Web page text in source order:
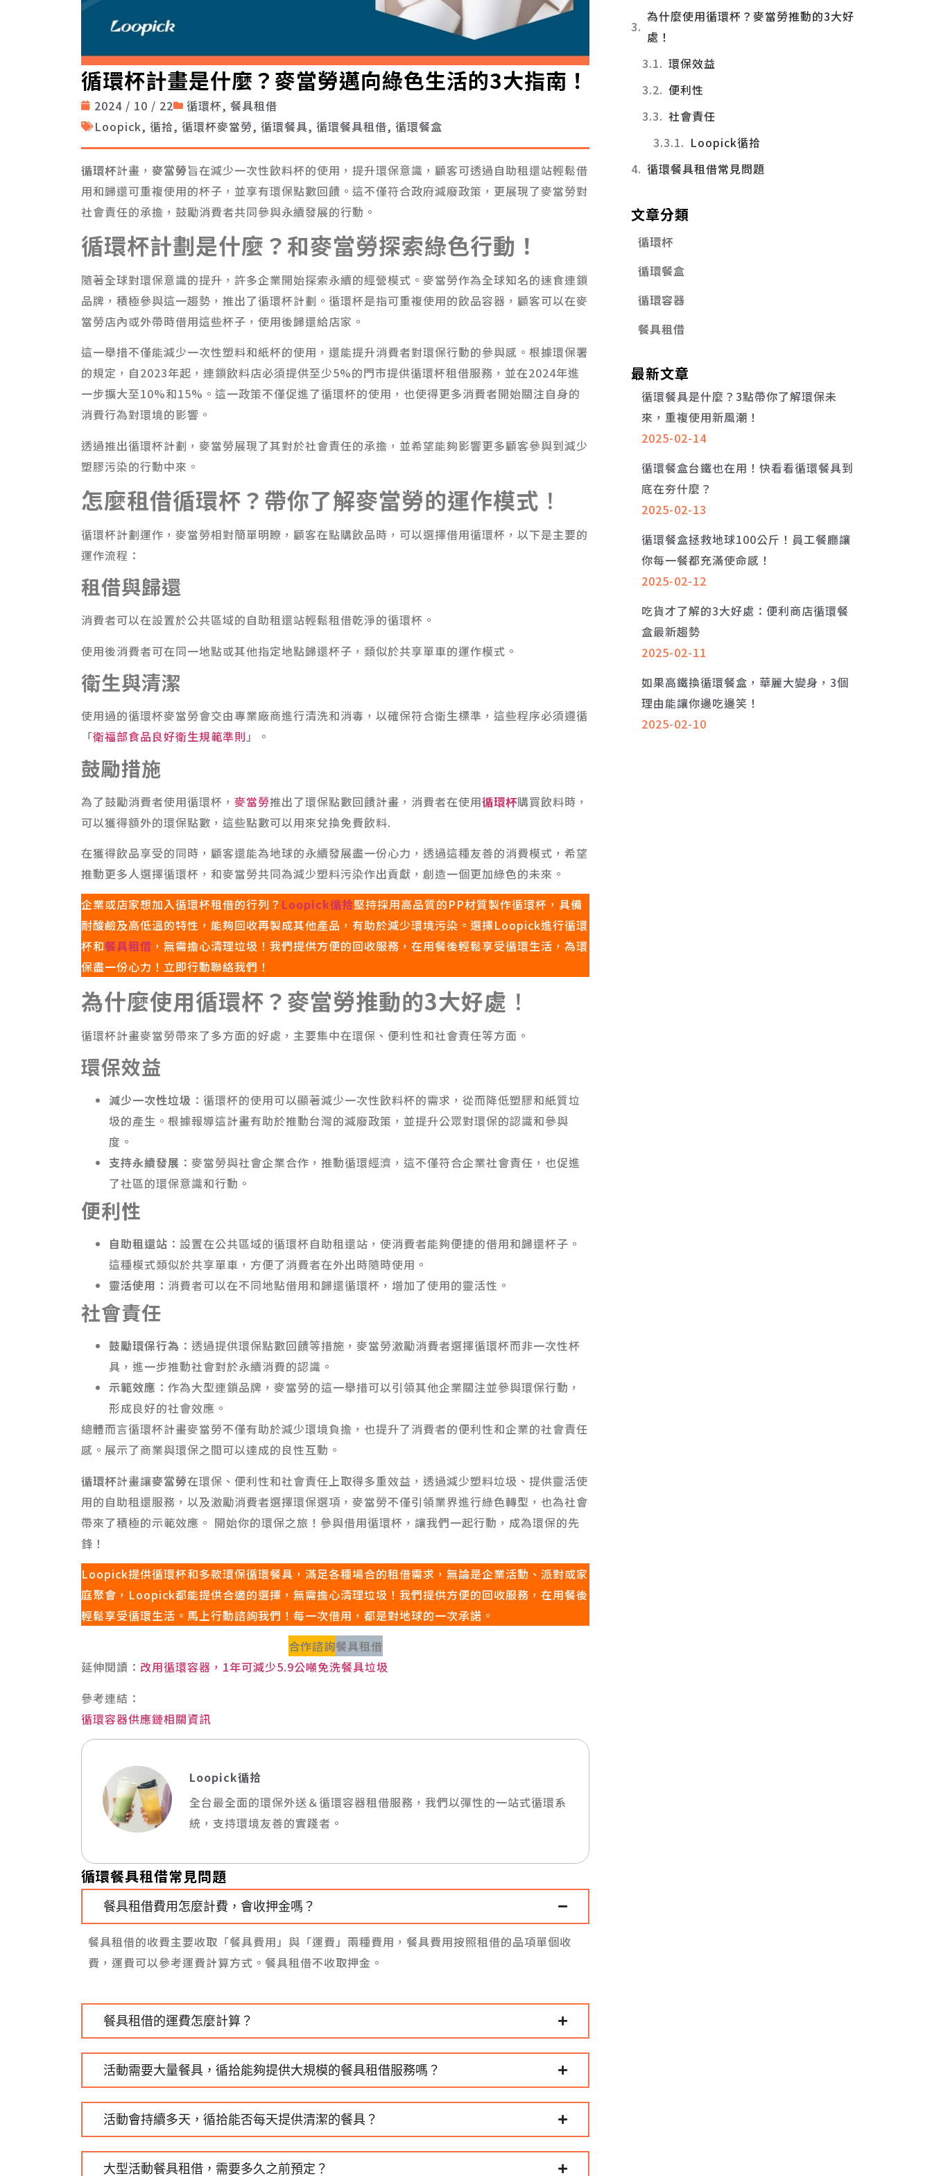
循環杯計畫是什麼？麥當勞邁向綠色生活的3大指南！
2024 / 10 / 22 循環杯, 餐具租借
Loopick, 循拾, 循環杯麥當勞, 循環餐具, 循環餐具租借, 循環餐盒
循環杯計畫， 麥當勞旨在減少一次性飲料杯的使用，提升環保意識，顧客可透過自助租還站輕鬆借
用和歸還可重複使用的杯子，並享有環保點數回饋。這不僅符合政府減廢政策，更展現了麥當勞對
社會責任的承擔，鼓勵消費者共同參與永續發展的行動。
循環杯計劃是什麼？和麥當勞探索綠色行動！
隨著全球對環保意識的提升，許多企業開始探索永續的經營模式。麥當勞作為全球知名的速食連鎖
品牌，積極參與這一趨勢，推出了循環杯計劃。循環杯是指可重複使用的飲品容器，顧客可以在麥
當勞店內或外帶時借用這些杯子，使用後歸還給店家。
這一舉措不僅能減少一次性塑料和紙杯的使用，還能提升消費者對環保行動的參與感。根據環保署
的規定，自2023年起，連鎖飲料店必須提供至少5%的門市提供循環杯租借服務，並在2024年進
一步擴大至10%和15%。這一政策不僅促進了循環杯的使用，也使得更多消費者開始關注自身的
消費行為對環境的影響。
透過推出循環杯計劃，麥當勞展現了其對於社會責任的承擔，並希望能夠影響更多顧客參與到減少
塑膠污染的行動中來。
怎麼租借循環杯？帶你了解麥當勞的運作模式 ！
循環杯計劃運作，麥當勞相對簡單明瞭，顧客在點購飲品時，可以選擇借用循環杯，以下是主要的
運作流程：
租借與歸還
消費者可以在設置於公共區域的自助租還站輕鬆租借乾淨的循環杯。
使用後消費者可在同一地點或其他指定地點歸還杯子，類似於共享單車的運作模式。
衛生與清潔
使用過的循環杯麥當勞會交由專業廠商進行清洗和消毒，以確保符合衛生標準，這些程序必須遵循
「衛福部食品良好衛生規範準則」。
鼓勵措施
為了鼓勵消費者使用循環杯， 麥當勞推出了環保點數回饋計畫，消費者在使用循環杯購買飲料時，
可以獲得額外的環保點數，這些點數可以用來兌換免費飲料.
在獲得飲品享受的同時，顧客還能為地球的永續發展盡一份心力，透過這種友善的消費模式，希望
推動更多人選擇循環杯，和麥當勞共同為減少塑料污染作出貢獻，創造一個更加綠色的未來。
企業或店家想加入循環杯租借的行列？ Loopick循拾堅持採用高品質的PP材質製作循環杯，具備
耐酸鹼及高低溫的特性，能夠回收再製成其他產品，有助於減少環境污染。選擇Loopick進行循環
杯和餐具租借 ，無需擔心清理垃圾！我們提供方便的回收服務，在用餐後輕鬆享受循環生活，為環
保盡一份心力！立即行動聯絡我們！
為什麼使用循環杯？麥當勞推動的3大好處 ！
循環杯計畫麥當勞帶來了多方面的好處，主要集中在環保、便利性和社會責任等方面。
環保效益
減少一次性垃圾 ：循環杯的使用可以顯著減少一次性飲料杯的需求，從而降低塑膠和紙質垃
圾的產生。根據報導這計畫有助於推動台灣的減廢政策，並提升公眾對環保的認識和參與
度。
支持永續發展 ：麥當勞與社會企業合作，推動循環經濟，這不僅符合企業社會責任，也促進
了社區的環保意識和行動。
便利性
自助租還站 ：設置在公共區域的循環杯自助租還站，使消費者能夠便捷的借用和歸還杯子。
這種模式類似於共享單車，方便了消費者在外出時隨時使用。
靈活使用 ：消費者可以在不同地點借用和歸還循環杯，增加了使用的靈活性。
社會責任
鼓勵環保行為 ：透過提供環保點數回饋等措施，麥當勞激勵消費者選擇循環杯而非一次性杯
具，進一步推動社會對於永續消費的認識。
示範效應 ：作為大型連鎖品牌，麥當勞的這一舉措可以引領其他企業關注並參與環保行動，
形成良好的社會效應。
總體而言循環杯計畫麥當勞不僅有助於減少環境負擔，也提升了消費者的便利性和企業的社會責任
感。展示了商業與環保之間可以達成的良性互動。
循環杯計畫讓麥當勞在環保、便利性和社會責任上取得多重效益，透過減少塑料垃圾、提供靈活使
用的自助租還服務，以及激勵消費者選擇環保選項，麥當勞不僅引領業界進行綠色轉型，也為社會
帶來了積極的示範效應。 開始你的環保之旅！參與借用循環杯，讓我們一起行動，成為環保的先
鋒！
Loopick提供循環杯和多款環保循環餐具，滿足各種場合的租借需求，無論是企業活動、派對或家
庭聚會，Loopick都能提供合適的選擇，無需擔心清理垃圾！我們提供方便的回收服務，在用餐後
輕鬆享受循環生活。馬上行動諮詢我們！每一次借用，都是對地球的一次承諾。
合作諮詢餐具租借
延伸閱讀： 改用循環容器，1年可減少5.9公噸免洗餐具垃圾
參考連結：
循環容器供應鏈相關資訊
Loopick循拾
全台最全面的環保外送＆循環容器租借服務，我們以彈性的一站式循環系
統，支持環境友善的實踐者。
循環餐具租借常見問題
餐具租借費用怎麼計費，會收押金嗎？
餐具租借的收費主要收取「餐具費用」與「運費」兩種費用，餐具費用按照租借的品項單個收
費，運費可以參考運費計算方式。餐具租借不收取押金。
餐具租借的運費怎麼計算？
活動需要大量餐具，循拾能夠提供大規模的餐具租借服務嗎？
活動會持續多天，循拾能否每天提供清潔的餐具？
大型活動餐具租借，需要多久之前預定？
為什麼使用循環杯？麥當勞推動的3大好
處！
環保效益
便利性
社會責任
Loopick循拾
循環餐具租借常見問題
文章分類
循環杯
循環餐盒
循環容器
餐具租借
最新文章
循環餐具是什麼？3點帶你了解環保未
來，重複使用新風潮！
2025-02-14
循環餐盒台鐵也在用！快看看循環餐具到
底在夯什麼？
2025-02-13
循環餐盒拯救地球100公斤！員工餐廳讓
你每一餐都充滿使命感！
2025-02-12
吃貨才了解的3大好處：便利商店循環餐
盒最新趨勢
2025-02-11
如果高鐵換循環餐盒，華麗大變身，3個
理由能讓你邊吃邊笑！
2025-02-10